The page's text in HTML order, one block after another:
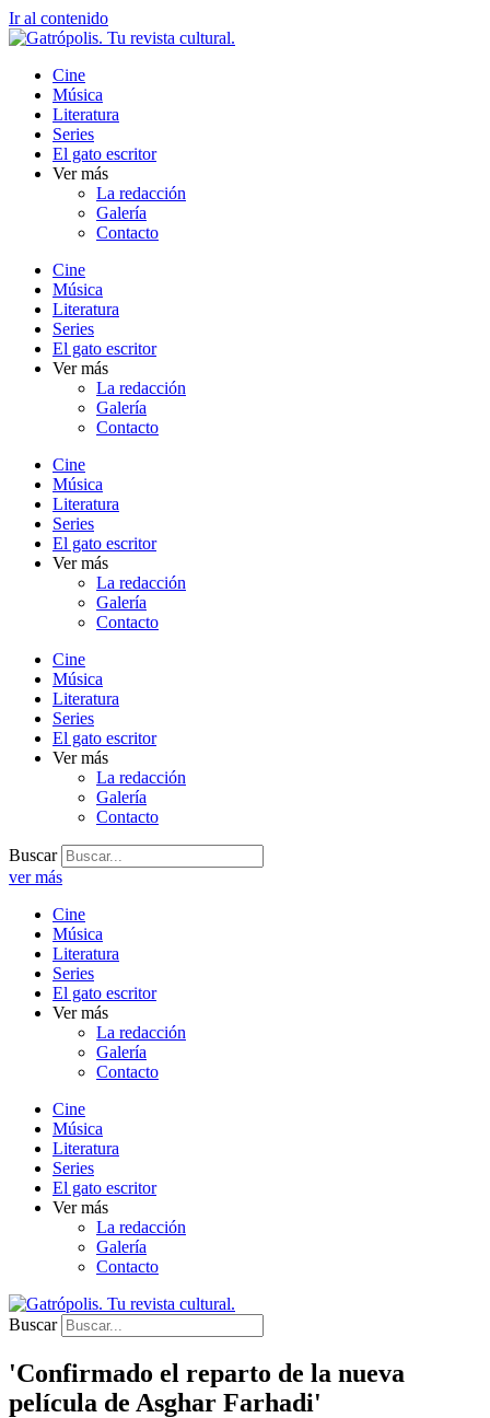
Ir al contenido
Cine
Música
Literatura
Series
El gato escritor
Ver más
La redacción
Galería
Contacto
Cine
Música
Literatura
Series
El gato escritor
Ver más
La redacción
Galería
Contacto
Cine
Música
Literatura
Series
El gato escritor
Ver más
La redacción
Galería
Contacto
Cine
Música
Literatura
Series
El gato escritor
Ver más
La redacción
Galería
Contacto
Buscar
ver más
Cine
Música
Literatura
Series
El gato escritor
Ver más
La redacción
Galería
Contacto
Cine
Música
Literatura
Series
El gato escritor
Ver más
La redacción
Galería
Contacto
Buscar
'Confirmado el reparto de la nueva
película de Asghar Farhadi'